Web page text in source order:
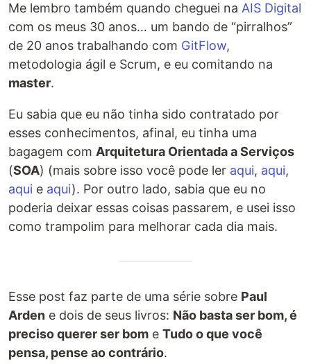
Me lembro também quando cheguei na AIS Digital
com os meus 30 anos… um bando de “pirralhos”
de 20 anos trabalhando com GitFlow,
metodologia ágil e Scrum, e eu comitando na
master.
Eu sabia que eu não tinha sido contratado por
esses conhecimentos, afinal, eu tinha uma
bagagem com Arquitetura Orientada a Serviços
(SOA) (mais sobre isso você pode ler aqui, aqui,
aqui e aqui). Por outro lado, sabia que eu no
poderia deixar essas coisas passarem, e usei isso
como trampolim para melhorar cada dia mais.
Esse post faz parte de uma série sobre Paul
Arden e dois de seus livros: Não basta ser bom, é
preciso querer ser bom e Tudo o que você
pensa, pense ao contrário.